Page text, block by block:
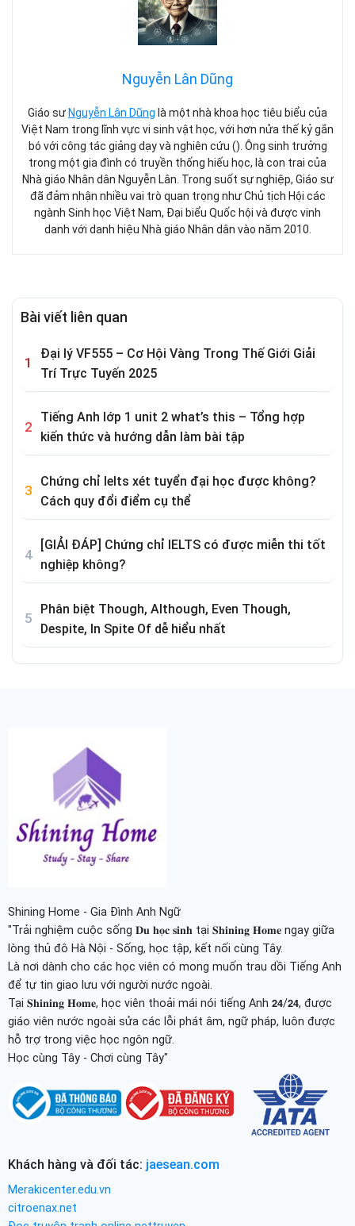
Nguyễn Lân Dũng
Giáo sư Nguyễn Lân Dũng là một nhà khoa học tiêu biểu của
Việt Nam trong lĩnh vực vi sinh vật học, với hơn nửa thế kỷ gắn
bó với công tác giảng dạy và nghiên cứu (). Ông sinh trưởng
trong một gia đình có truyền thống hiếu học, là con trai của
Nhà giáo Nhân dân Nguyễn Lân. Trong suốt sự nghiệp, Giáo sư
đã đảm nhận nhiều vai trò quan trọng như Chủ tịch Hội các
ngành Sinh học Việt Nam, Đại biểu Quốc hội và được vinh
danh với danh hiệu Nhà giáo Nhân dân vào năm 2010.
Bài viết liên quan
Đại lý VF555 – Cơ Hội Vàng Trong Thế Giới Giải
Trí Trực Tuyến 2025
Tiếng Anh lớp 1 unit 2 what’s this – Tổng hợp
kiến thức và hướng dẫn làm bài tập
Chứng chỉ Ielts xét tuyển đại học được không?
Cách quy đổi điểm cụ thể
[GIẢI ĐÁP] Chứng chỉ IELTS có được miễn thi tốt
nghiệp không?
Phân biệt Though, Although, Even Though,
Despite, In Spite Of dễ hiểu nhất
Shining Home - Gia Đình Anh Ngữ
"Trải nghiệm cuộc sống 𝐃𝐮 𝐡𝐨̣𝐜 𝐬𝐢𝐧𝐡 tại 𝐒𝐡𝐢𝐧𝐢𝐧𝐠 𝐇𝐨𝐦𝐞 ngay giữa
lòng thủ đô Hà Nội - Sống, học tập, kết nối cùng Tây.
Là nơi dành cho các học viên có mong muốn trau dồi Tiếng Anh
để tự tin giao lưu với người nước ngoài.
Tại 𝐒𝐡𝐢𝐧𝐢𝐧𝐠 𝐇𝐨𝐦𝐞, học viên thoải mái nói tiếng Anh 𝟮𝟰/𝟮𝟰, được
giáo viên nước ngoài sửa các lỗi phát âm, ngữ pháp, luôn được
hỗ trợ trong việc học ngôn ngữ.
Học cùng Tây - Chơi cùng Tây"
Khách hàng và đối tác: jaesean.com
Merakicenter.edu.vn
citroenax.net